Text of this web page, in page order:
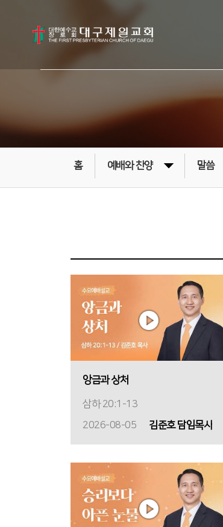
홈 예배와 찬양 말씀
앙금과 상처
삼하 20:1-13
2026-08-05
김준호 담임목사